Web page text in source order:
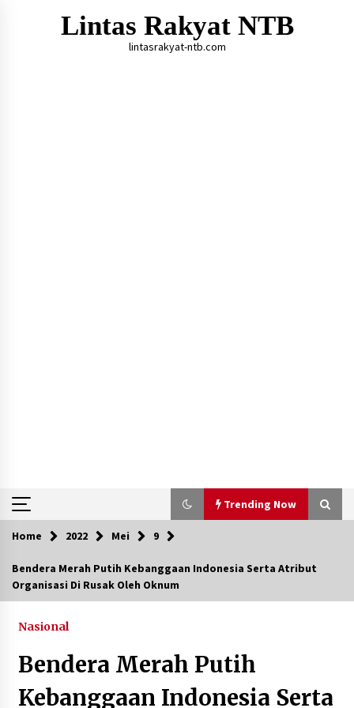
Lintas Rakyat NTB
lintasrakyat-ntb.com
Trending Now
Trending Now
Aksi Penggerebekan Pengedar Sabu di Dompu,
Polsek Kempo Serahkan ODGJ ke Ketua DPRD
4 hari ago
Home 2022 Mei 9
Bendera Merah Putih Kebanggaan Indonesia Serta Atribut
Organisasi Di Rusak Oleh Oknum
Nasional
Bendera Merah Putih
Kebanggaan Indonesia Serta